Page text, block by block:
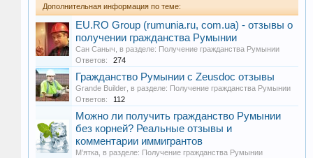
Дополнительная информация по теме:
EU.RO Group (rumunia.ru, com.ua) - отзывы о
получении гражданства Румынии
Сан Саныч , в разделе: Получение гражданства Румынии
Ответов:
274
Гражданство Румынии с Zeusdoc отзывы
Grande Builder , в разделе: Получение гражданства Румынии
Ответов:
112
Можно ли получить гражданство Румынии
без корней? Реальные отзывы и
комментарии иммигрантов
М’ятка , в разделе: Получение гражданства Румынии